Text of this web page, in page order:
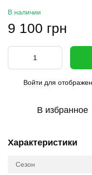
В наличии
9 100 грн
Войти для
В избранное
Характеристики
Сезон